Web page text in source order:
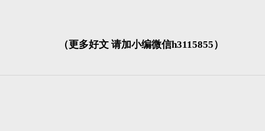
（更多好文 请加小编微信h3115855）